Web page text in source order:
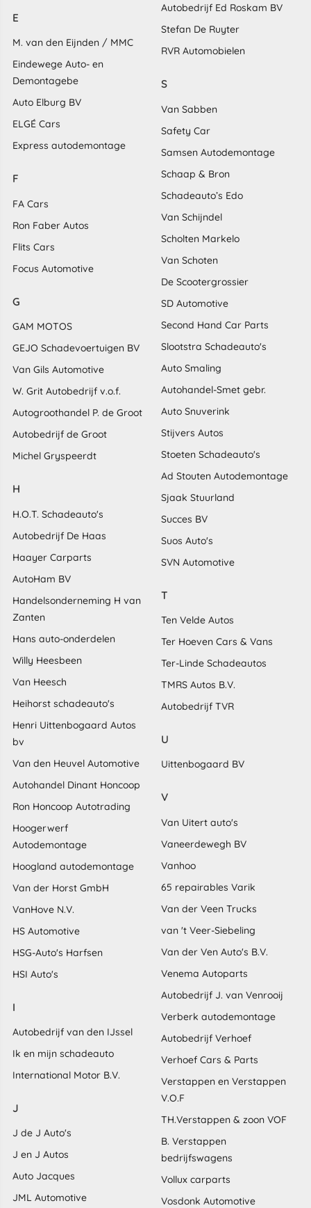
E
M. van den Eijnden / MMC
Eindewege Auto- en
Demontagebe
Auto Elburg BV
ELGÉ Cars
Express autodemontage
F
FA Cars
Ron Faber Autos
Flits Cars
Focus Automotive
G
GAM MOTOS
GEJO Schadevoertuigen BV
Van Gils Automotive
W. Grit Autobedrijf v.o.f.
Autogroothandel P. de Groot
Autobedrijf de Groot
Michel Gryspeerdt
H
H.O.T. Schadeauto's
Autobedrijf De Haas
Haayer Carparts
AutoHam BV
Handelsonderneming H van
Zanten
Hans auto-onderdelen
Willy Heesbeen
Van Heesch
Heihorst schadeauto's
Henri Uittenbogaard Autos
bv
Van den Heuvel Automotive
Autohandel Dinant Honcoop
Ron Honcoop Autotrading
Hoogerwerf
Autodemontage
Hoogland autodemontage
Van der Horst GmbH
VanHove N.V.
HS Automotive
HSG-Auto's Harfsen
HSI Auto's
I
Autobedrijf van den IJssel
Ik en mijn schadeauto
International Motor B.V.
J
J de J Auto's
J en J Autos
Auto Jacques
JML Automotive
Autobedrijf Ed Roskam BV
Stefan De Ruyter
RVR Automobielen
S
Van Sabben
Safety Car
Samsen Autodemontage
Schaap & Bron
Schadeauto’s Edo
Van Schijndel
Scholten Markelo
Van Schoten
De Scootergrossier
SD Automotive
Second Hand Car Parts
Slootstra Schadeauto's
Auto Smaling
Autohandel-Smet gebr.
Auto Snuverink
Stijvers Autos
Stoeten Schadeauto's
Ad Stouten Autodemontage
Sjaak Stuurland
Succes BV
Suos Auto's
SVN Automotive
T
Ten Velde Autos
Ter Hoeven Cars & Vans
Ter-Linde Schadeautos
TMRS Autos B.V.
Autobedrijf TVR
U
Uittenbogaard BV
V
Van Uitert auto's
Vaneerdewegh BV
Vanhoo
65 repairables Varik
Van der Veen Trucks
van 't Veer-Siebeling
Van der Ven Auto's B.V.
Venema Autoparts
Autobedrijf J. van Venrooij
Verberk autodemontage
Autobedrijf Verhoef
Verhoef Cars & Parts
Verstappen en Verstappen
V.O.F
TH.Verstappen & zoon VOF
B. Verstappen
bedrijfswagens
Vollux carparts
Vosdonk Automotive